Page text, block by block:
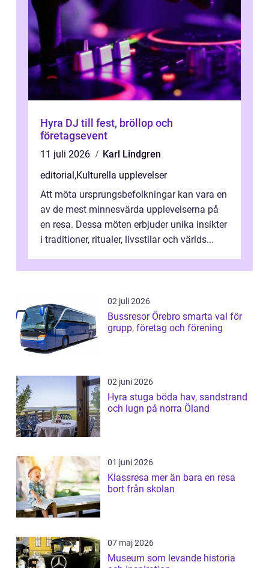
Hyra DJ till fest, bröllop och
företagsevent
11 juli 2026
Karl Lindgren
editorial,Kulturella upplevelser
Att möta ursprungsbefolkningar kan vara en
av de mest minnesvärda upplevelserna på
en resa. Dessa möten erbjuder unika insikter
i traditioner, ritualer, livsstilar och världs...
02 juli 2026
Bussresor Örebro smarta val för
grupp, företag och förening
02 juni 2026
Hyra stuga böda hav, sandstrand
och lugn på norra Öland
01 juni 2026
Klassresa mer än bara en resa
bort från skolan
07 maj 2026
Museum som levande historia